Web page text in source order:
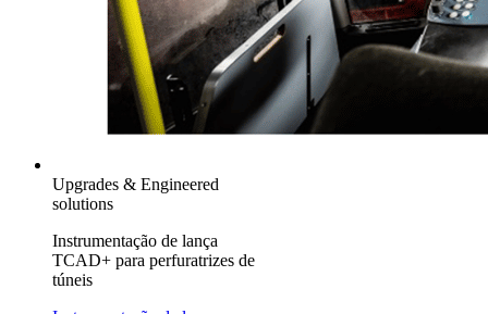
Upgrades & Engineered
solutions
Instrumentação de lança
TCAD+ para perfuratrizes de
túneis